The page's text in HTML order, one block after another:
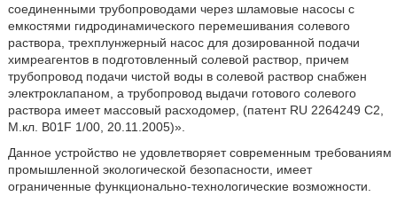
соединенными трубопроводами через шламовые насосы с
емкостями гидродинамического перемешивания солевого
раствора, трехплунжерный насос для дозированной подачи
химреагентов в подготовленный солевой раствор, причем
трубопровод подачи чистой воды в солевой раствор снабжен
электроклапаном, а трубопровод выдачи готового солевого
раствора имеет массовый расходомер, (патент RU 2264249 С2,
М.кл. В01F 1/00, 20.11.2005)».
Данное устройство не удовлетворяет современным требованиям
промышленной экологической безопасности, имеет
ограниченные функционально-технологические возможности.